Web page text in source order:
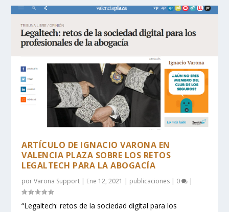
ARTÍCULO DE IGNACIO VARONA EN
VALENCIA PLAZA SOBRE LOS RETOS
LEGALTECH PARA LA ABOGACÍA
porVarona Support | Ene 12, 2021 | publicaciones | 0 |
“Legaltech: retos de la sociedad digital para los